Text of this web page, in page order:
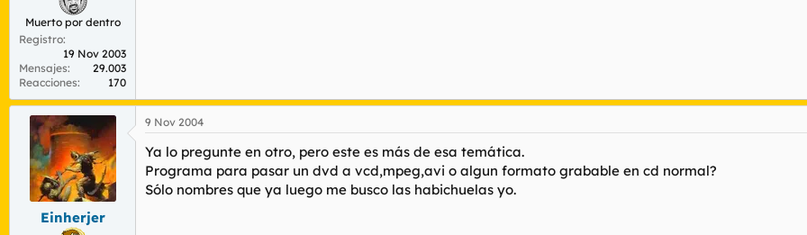
t
m
a
c
i
Muerto por dentro
Registro
19 Nov 2003
Mensajes
29.003
Reacciones
170
Einherjer
9 Nov 2004
Ya lo pregunte en otro, pero este es más de esa temática.
Programa para pasar un dvd a vcd,mpeg,avi o algun formato grabable en cd normal?
Sólo nombres que ya luego me busco las habichuelas yo.